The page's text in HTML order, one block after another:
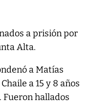
a prisión por
Alta.
a Matías
a 15 y 8 años
hallados